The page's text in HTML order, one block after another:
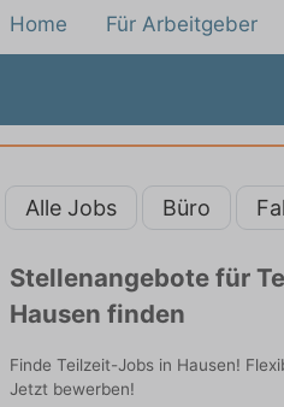
Home Für Arbeitgeber
Alle Jobs Büro
Stellenangebote für
Hausen finden
Finde Teilzeit-Jobs in Hausen!
Jetzt bewerben!